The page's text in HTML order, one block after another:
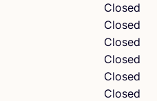
Closed
Closed
Closed
Closed
Closed
Closed